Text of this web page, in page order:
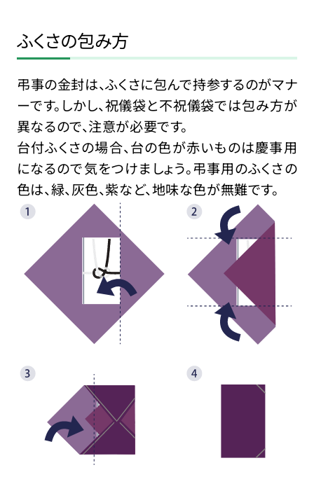
ふくさの包み方
弔事の金封は、ふくさに包んで持参するのがマナ
ーです。しかし、祝儀袋と不祝儀袋では包み方が
異なるので、注意が必要です。
台付ふくさの場合、台の色が赤いものは慶事用
になるので気をつけましょう。弔事用のふくさの
色は、緑、灰色、紫など、地味な色が無難です。